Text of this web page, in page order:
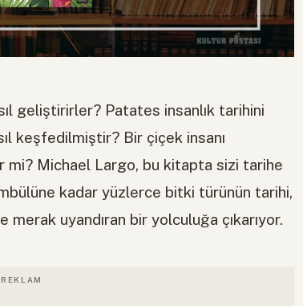
geliştirirler? Patates insanlık tarihini
keşfedilmiştir? Bir çiçek insanı
Michael Largo, bu kitapta sizi tarihe
kadar yüzlerce bitki türünün tarihi,
merak uyandıran bir yolculuğa çıkarıyor.